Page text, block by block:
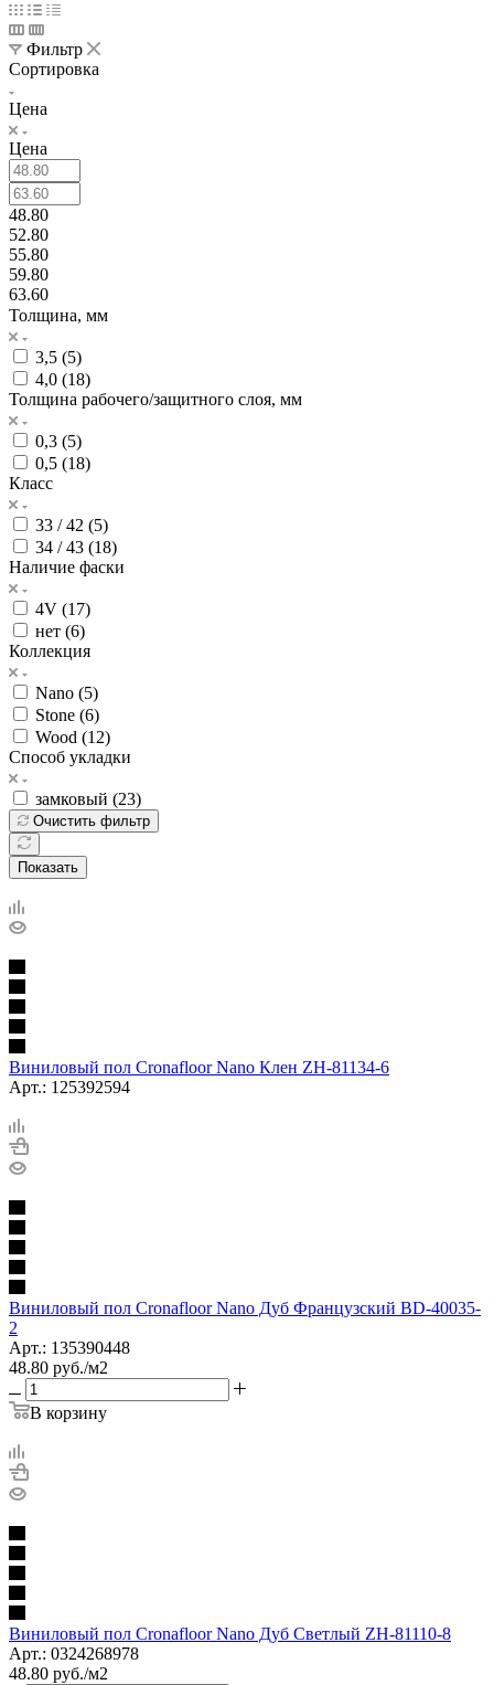
Фильтр
Сортировка
Цена
Цена
48.80
52.80
55.80
59.80
63.60
Толщина, мм
3,5 (5)
4,0 (18)
Толщина рабочего/защитного слоя, мм
0,3 (5)
0,5 (18)
Класс
33 / 42 (5)
34 / 43 (18)
Наличие фаски
4V (17)
нет (6)
Коллекция
Nano (5)
Stone (6)
Wood (12)
Способ укладки
замковый (23)
Очистить фильтр
Показать
Виниловый пол Cronafloor Nano Клен ZH-81134-6
Арт.: 125392594
Виниловый пол Cronafloor Nano Дуб Французский BD-40035-
2
Арт.: 135390448
48.80 руб./м2
В корзину
Виниловый пол Cronafloor Nano Дуб Светлый ZH-81110-8
Арт.: 0324268978
48.80 руб./м2